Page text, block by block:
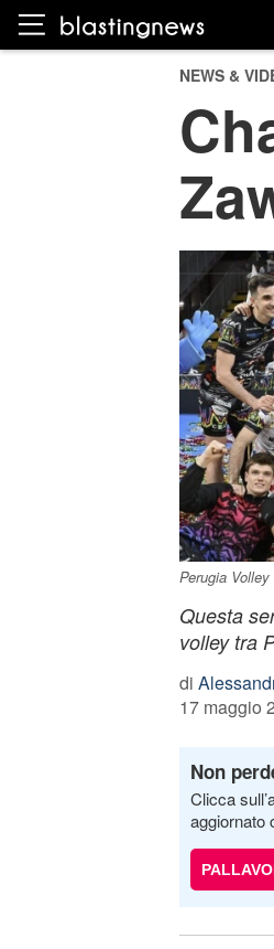
NEWS &
Perugia
Questa
volley tra
di
17 maggio
Non
Clicca
aggiornato